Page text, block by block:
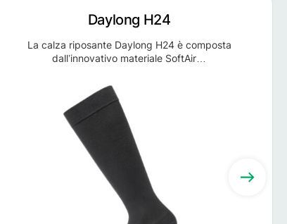
Daylong H24
La calza riposante Daylong H24 è composta
dall’innovativo materiale SoftAir…